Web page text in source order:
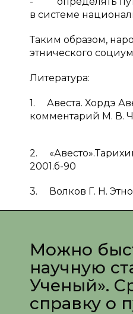
в системе
Таким образом,
этнического
Литература:
1. Авеста. Хордэ
комментарий М. В.
2.
2001.б-90
3. Волков Г. Н.
Можно
научную
Ученый».
справку о